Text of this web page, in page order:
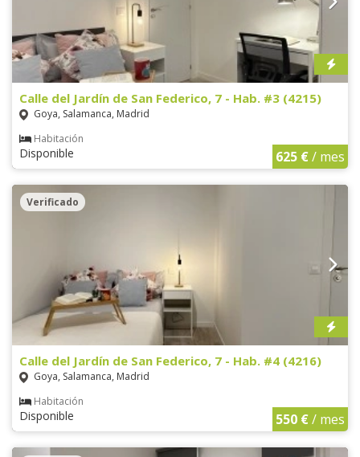
Calle del Jardín de San Federico, 7 - Hab. #3 (4215)
Goya, Salamanca, Madrid
Habitación
Disponible 625 €/ mes
Verificado
Calle del Jardín de San Federico, 7 - Hab. #4 (4216)
Goya, Salamanca, Madrid
Habitación
Disponible 550 €/ mes